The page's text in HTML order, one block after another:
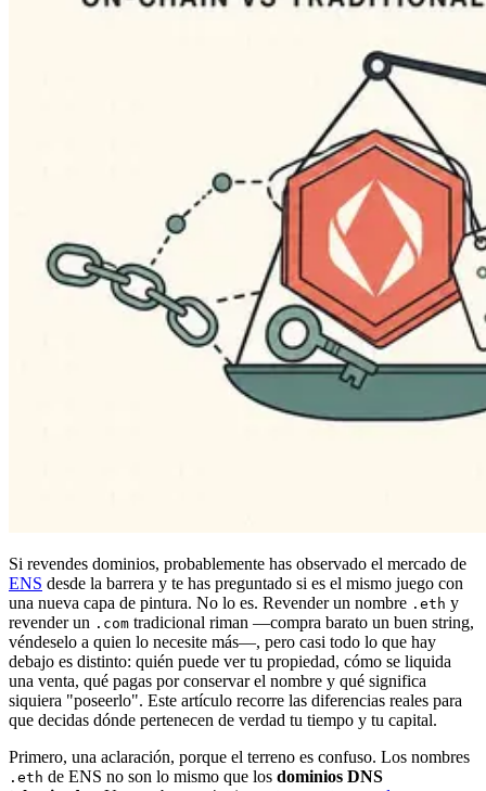
Si revendes dominios, probablemente has observado el mercado de
ENS desde la barrera y te has preguntado si es el mismo juego con
una nueva capa de pintura. No lo es. Revender un nombre .eth y
revender un .com tradicional riman —compra barato un buen string,
véndeselo a quien lo necesite más—, pero casi todo lo que hay
debajo es distinto: quién puede ver tu propiedad, cómo se liquida
una venta, qué pagas por conservar el nombre y qué significa
siquiera "poseerlo". Este artículo recorre las diferencias reales para
que decidas dónde pertenecen de verdad tu tiempo y tu capital.
Primero, una aclaración, porque el terreno es confuso. Los nombres
.eth de ENS no son lo mismo que los dominios DNS